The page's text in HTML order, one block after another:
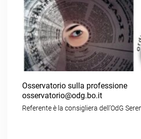
Osservatorio sulla professione
osservatorio@odg.bo.it
Referente è la consigliera dell’OdG